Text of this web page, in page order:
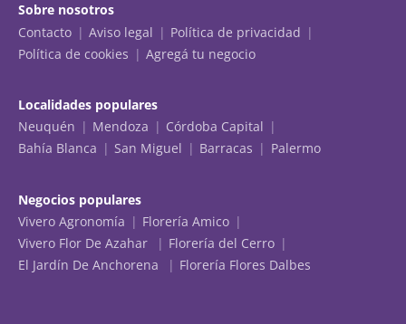
Sobre nosotros
Contacto
Aviso legal
Política de privacidad
Política de cookies
Agregá tu negocio
Localidades populares
Neuquén
Mendoza
Córdoba Capital
Bahía Blanca
San Miguel Barracas Palermo
Negocios populares
Vivero Agronomía
Florería Amico
Vivero Flor De Azahar
Florería del Cerro
El Jardín De Anchorena
Florería Flores Dalbes